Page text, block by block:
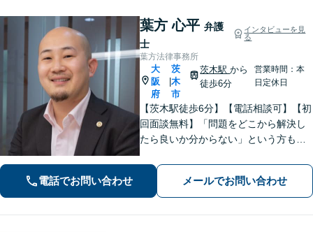
葉方 心平 弁護
士
インタビューを見
る
葉方法律事務所
大
阪
府
茨
木
市
茨木駅から
徒歩6分
営業時間：本
日定休日
【茨木駅徒歩6分】【電話相談可】【初
回面談無料】「問題をどこから解決し
たら良いか分からない」という方も、
続・交通事故など、「不利」「厳し
い」と思われる内容にも幅広く対応し
ます【朝8:30から営業】
電話でお問い合わせ メールでお問い合わせ